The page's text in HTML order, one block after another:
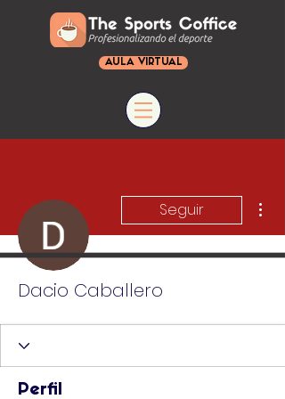
AULA VIRTUAL
Seguir
Dacio Caballero
Perfil